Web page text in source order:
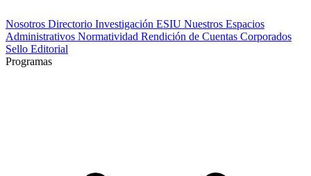
Nosotros Directorio Investigación ESIU Nuestros Espacios
Administrativos Normatividad Rendición de Cuentas Corporados
Sello Editorial
Programas